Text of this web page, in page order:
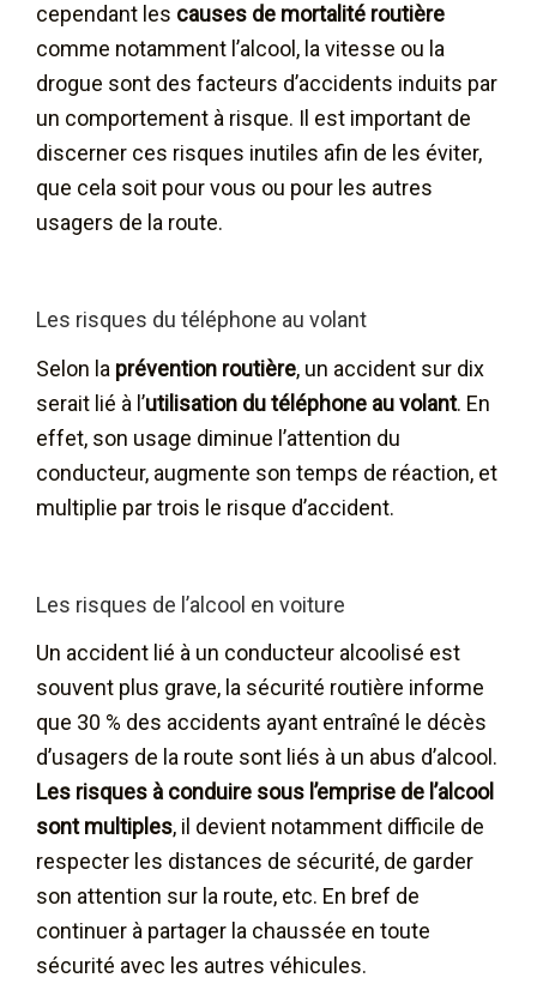
cependant les causes de mortalité routière
comme notamment l’alcool, la vitesse ou la
drogue sont des facteurs d’accidents induits par
un comportement à risque. Il est important de
discerner ces risques inutiles afin de les éviter,
que cela soit pour vous ou pour les autres
usagers de la route.
Les risques du téléphone au volant
Selon la prévention routière, un accident sur dix
serait lié à l’utilisation du téléphone au volant. En
effet, son usage diminue l’attention du
conducteur, augmente son temps de réaction, et
multiplie par trois le risque d’accident.
Les risques de l’alcool en voiture
Un accident lié à un conducteur alcoolisé est
souvent plus grave, la sécurité routière informe
que 30 % des accidents ayant entraîné le décès
d’usagers de la route sont liés à un abus d’alcool.
Les risques à conduire sous l’emprise de l’alcool
sont multiples, il devient notamment difficile de
respecter les distances de sécurité, de garder
son attention sur la route, etc. En bref de
continuer à partager la chaussée en toute
sécurité avec les autres véhicules.